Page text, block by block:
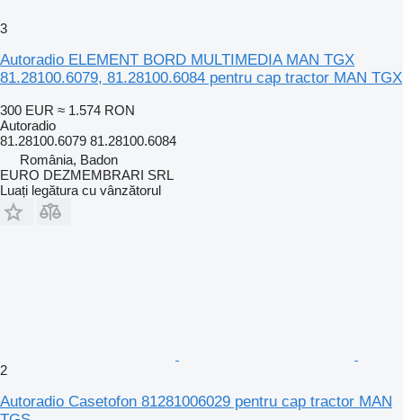
3
Autoradio ELEMENT BORD MULTIMEDIA MAN TGX
81.28100.6079, 81.28100.6084 pentru cap tractor MAN TGX
300 EUR ≈ 1.574 RON
Autoradio
81.28100.6079 81.28100.6084
România, Badon
EURO DEZMEMBRARI SRL
Luați legătura cu vânzătorul
2
Autoradio Casetofon 81281006029 pentru cap tractor MAN